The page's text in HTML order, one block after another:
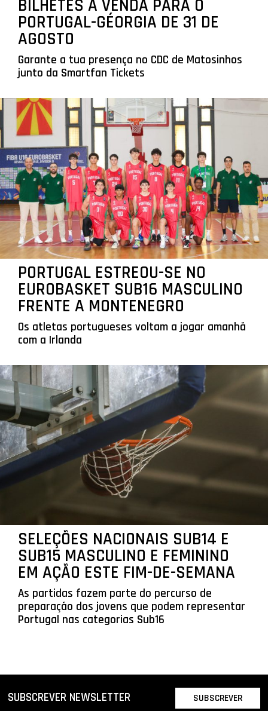
BILHETES À VENDA PARA O
PORTUGAL-GÉORGIA DE 31 DE
AGOSTO
Garante a tua presença no CDC de Matosinhos
junto da Smartfan Tickets
PORTUGAL ESTREOU-SE NO
EUROBASKET SUB16 MASCULINO
FRENTE A MONTENEGRO
Os atletas portugueses voltam a jogar amanhã
com a Irlanda
SELEÇÕES NACIONAIS SUB14 E
SUB15 MASCULINO E FEMININO
EM AÇÃO ESTE FIM-DE-SEMANA
As partidas fazem parte do percurso de
preparação dos jovens que podem representar
Portugal nas categorias Sub16
SUBSCREVER NEWSLETTER SUBSCREVER